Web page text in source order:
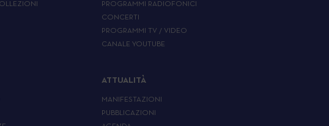
PROGRAMMI RADIOFONICI
CONCERTI
PROGRAMMI TV / VIDEO
CANALE YOUTUBE
ATTUALITÀ
MANIFESTAZIONI
PUBBLICAZIONI